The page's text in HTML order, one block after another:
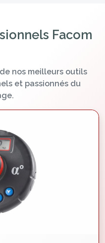
Facom
nos meilleurs outils
et passionnés du